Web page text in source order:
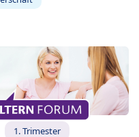
1. Trimester